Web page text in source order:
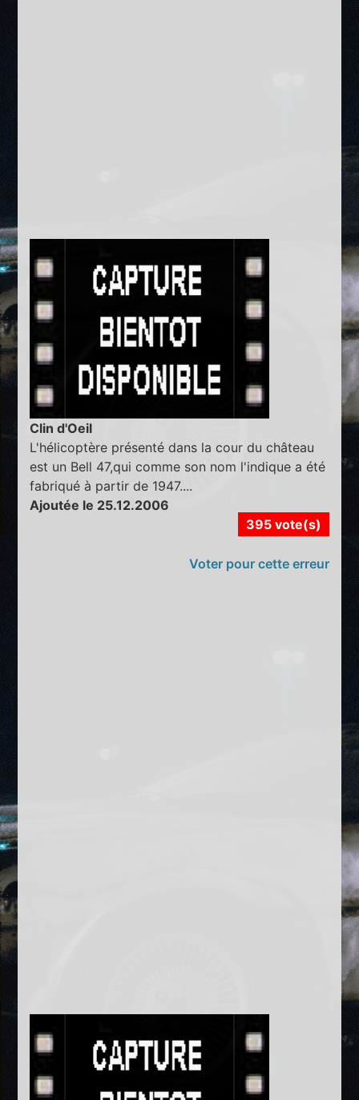
Clin d'Oeil
L'hélicoptère présenté dans la cour du château
est un Bell 47,qui comme son nom l'indique a été
fabriqué à partir de 1947....
Ajoutée le 25.12.2006
395 vote(s)
Voter pour cette erreur